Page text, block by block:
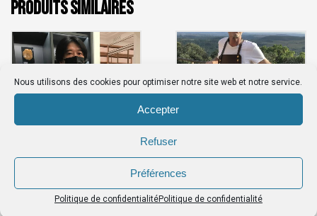
Nous utilisons des cookies pour optimiser notre site web et notre service.
Accepter
Refuser
Préférences
Politique de confidentialitéPolitique de confidentialité
PRODUITS SIMILAIRES